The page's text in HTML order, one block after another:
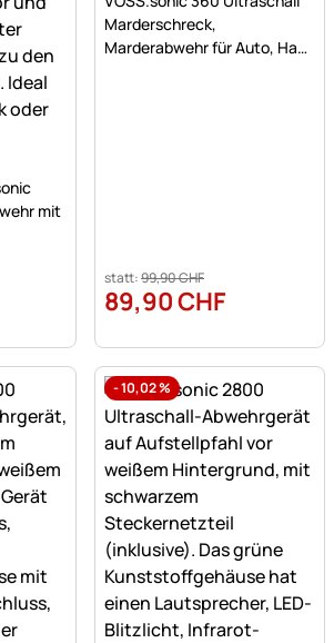
(1 Bewertungen)
mit
Marderschreck,
Marderabwehr für Auto, Haus
statt:99,90CHF
89,90CHF
-10,02%